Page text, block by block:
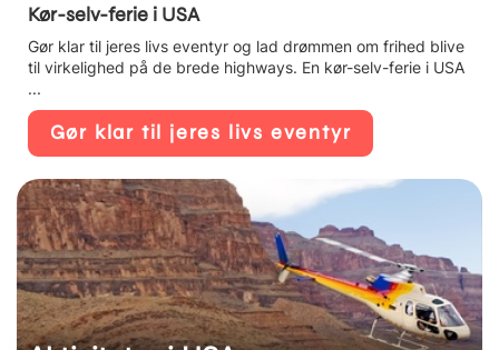
Kør-selv-ferie i USA
Gør klar til jeres livs eventyr og lad drømmen om frihed blive
til virkelighed på de brede highways. En kør-selv-ferie i USA
...
Gør klar til jeres livs eventyr